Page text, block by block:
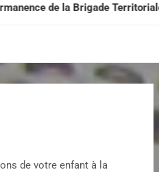
de la Brigade Territoriale
de votre enfant à la